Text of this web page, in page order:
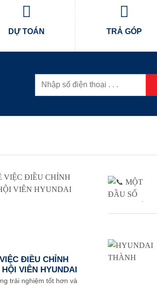
DỰ TOÁN TRẢ GÓP
ĐIỀU CHỈNH
VIÊN HYUNDAI
trải nghiệm tốt hơn và